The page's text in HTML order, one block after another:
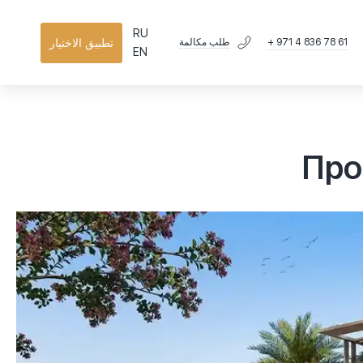
+ 971 4 836 78 61 طلب مكالمة تطبيق الاختيار
RU
EN